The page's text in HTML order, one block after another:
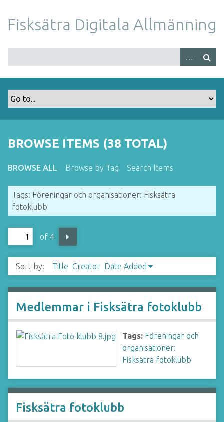
m
Fisksätra Digitala Allmänning
BROWSE ITEMS (38 TOTAL)
BROWSE ALL Browse by Tag Search Items
Tags: Föreningar och organisationer: Fisksätra
fotoklubb
of 4
Sort by: Title Creator Date Added
Medlemmar i Fisksätra fotoklubb
Tags: Föreningar och
organisationer:
Fisksätra fotoklubb
Fisksätra fotoklubb